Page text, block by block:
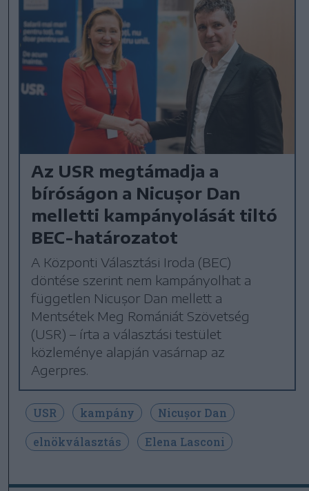
Az USR megtámadja a
bíróságon a Nicușor Dan
melletti kampányolását tiltó
BEC-határozatot
A Központi Választási Iroda (BEC)
döntése szerint nem kampányolhat a
független Nicușor Dan mellett a
Mentsétek Meg Romániát Szövetség
(USR) – írta a választási testület
közleménye alapján vasárnap az
Agerpres.
USR kampány
Nicușor Dan
elnökválasztás
Elena Lasconi